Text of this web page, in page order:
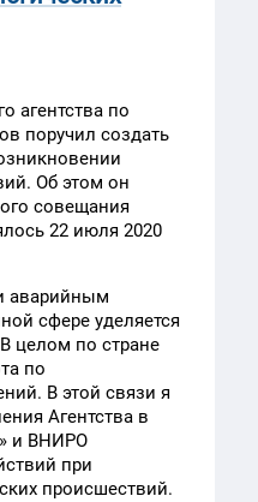
агентства по
поручил создать
Об этом он
совещания
22 июля 2020
аварийным
сфере уделяется
целом по стране
по
В этой связи я
Агентства в
и ВНИРО
при
происшествий.